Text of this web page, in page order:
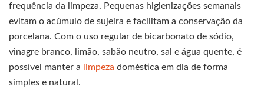
frequência da limpeza. Pequenas higienizações semanais
evitam o acúmulo de sujeira e facilitam a conservação da
porcelana. Com o uso regular de bicarbonato de sódio,
vinagre branco, limão, sabão neutro, sal e água quente, é
possível manter a
limpeza doméstica em dia de forma
simples e natural.